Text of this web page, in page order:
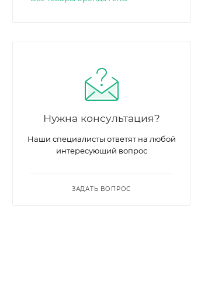
Нужна консультация?
Наши специалисты ответят на любой
интересующий вопрос
ЗАДАТЬ ВОПРОС